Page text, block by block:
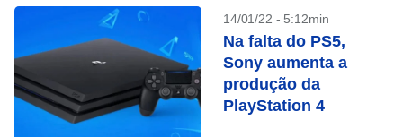
14/01/22 - 5:12min
Na falta do PS5,
Sony aumenta a
produção da
PlayStation 4